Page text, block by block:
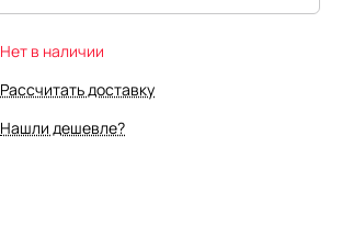
Нет в наличии
Рассчитать доставку
Нашли дешевле?